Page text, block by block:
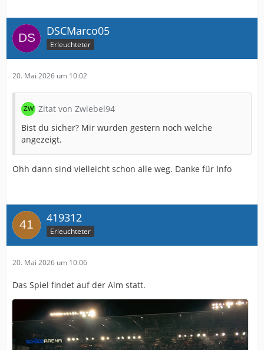
DSCMarco05
Erleuchteter
20. Mai 2026 um 10:02
Zitat von Zwiebel94
Bist du sicher? Mir wurden gestern noch welche
angezeigt.
Ohh dann sind vielleicht schon alle weg. Danke für Info
419312
Erleuchteter
20. Mai 2026 um 10:06
Das Spiel findet auf der Alm statt.